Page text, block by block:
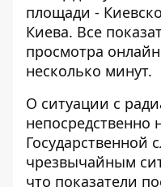
площади -
Киева. Все
просмотра
несколько минут.
О ситуации с
Государственной
чрезвычайным
что показатели